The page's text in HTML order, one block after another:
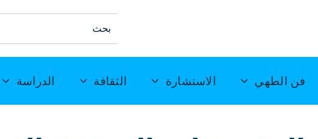
عن:
فن الطهي الاستشارة الثقافة الدراسة